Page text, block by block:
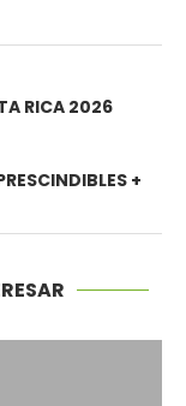
RICA 2026
+